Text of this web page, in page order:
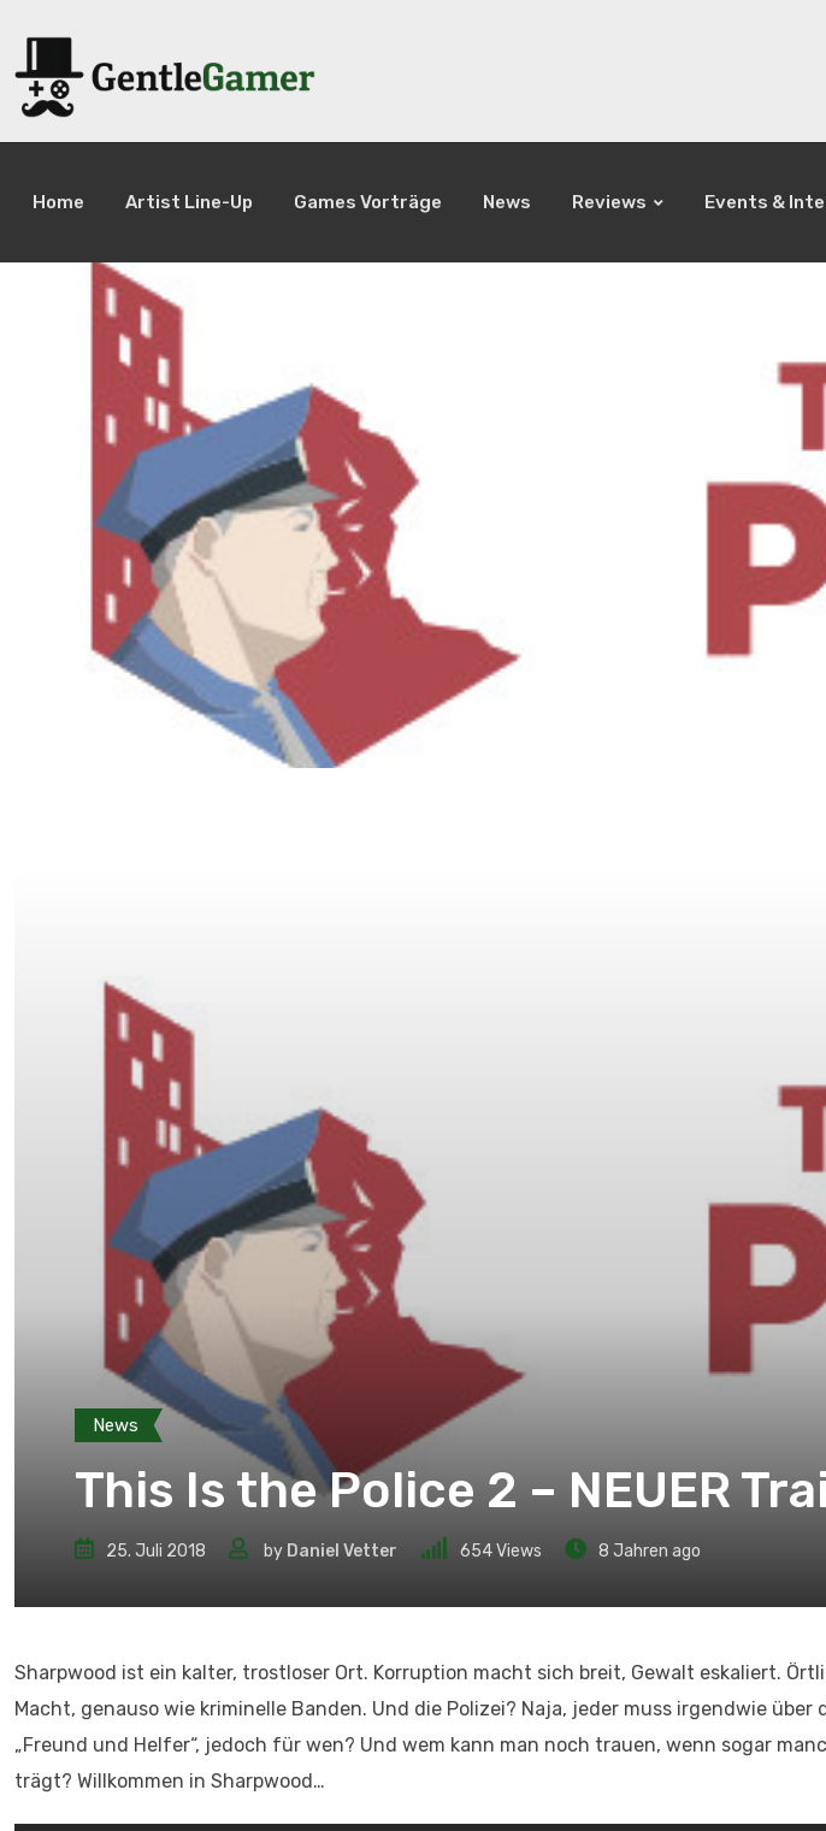
Home Artist Line-Up Games Vorträge News Reviews Events &
News
This Is the Police 2 – NEUER
25. Juli 2018 by Daniel Vetter 654Views 8 Jahren ago
Sharpwood ist ein kalter, trostloser Ort. Korruption macht sich breit, Gewalt eskaliert.
Macht, genauso wie kriminelle Banden. Und die Polizei? Naja, jeder muss irgendwie über
„Freund und Helfer“, jedoch für wen? Und wem kann man noch trauen, wenn sogar
trägt? Willkommen in Sharpwood…